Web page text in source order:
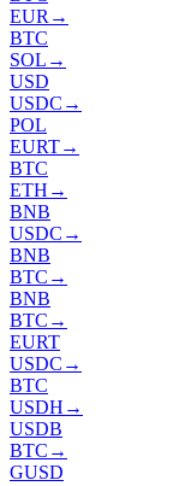
EUR →
BTC
SOL →
USD
USDC →
POL
EURT→
BTC
ETH →
BNB
USDC →
BNB
BTC →
BNB
BTC →
EURT
USDC →
BTC
USDH →
USDB
BTC →
GUSD